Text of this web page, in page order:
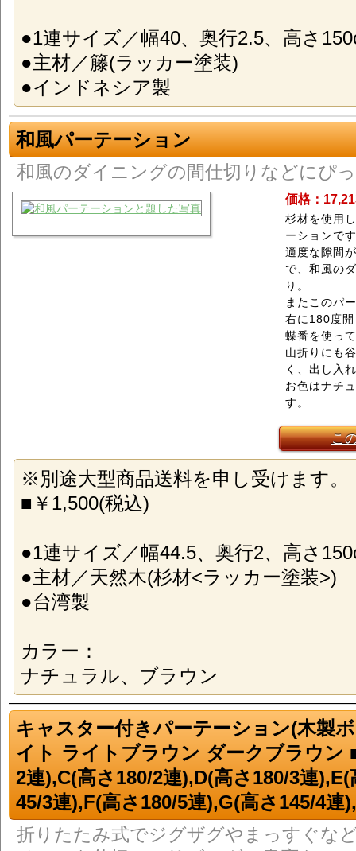
●1連サイズ／幅40、奥行2.5、高さ
●主材／籐(ラッカー塗装)
●インドネシア製
和風パーテーション
和風のダイニングの間仕切りなどにぴ
価格：
杉材を使用
ーションで
適度な隙間
で、和風の
り。
またこのパ
右に180度
蝶番を使っ
山折りにも
く、出し入
お色はナチ
す。
こ
※別途大型商品送料を申し受けます。
■￥1,500(税込)
●1連サイズ／幅44.5、奥行2、高さ
●主材／天然木(杉材<ラッカー塗装>)
●台湾製
カラー：
ナチュラル、ブラウン
キャスター付きパーテーション(木製
イト ライトブラウン ダークブラウン
2連),C(高さ180/2連),D(高さ180/3連
45/3連),F(高さ180/5連),G(高さ145/4連
折りたたみ式でジグザグやまっすぐな